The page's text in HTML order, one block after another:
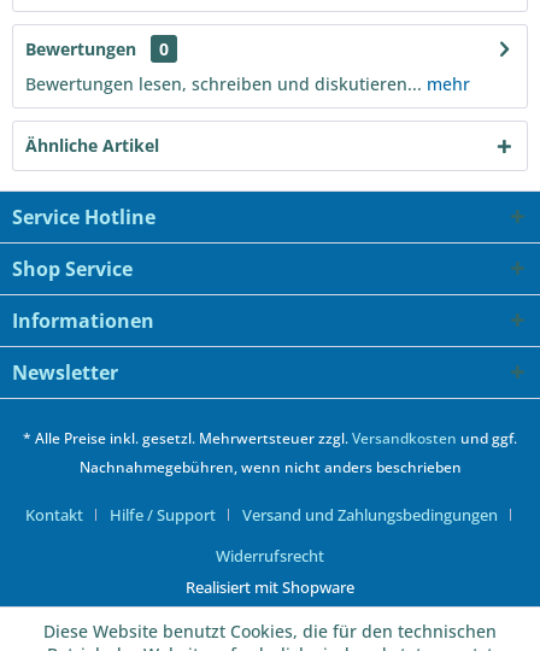
Bewertungen
0
Bewertungen lesen, schreiben und diskutieren... mehr
Ähnliche Artikel
Service Hotline
Shop Service
Informationen
Newsletter
* Alle Preise inkl. gesetzl. Mehrwertsteuer zzgl.Versandkosten und ggf.
Nachnahmegebühren, wenn nicht anders beschrieben
Kontakt Hilfe / Support
Versand und Zahlungsbedingungen
Widerrufsrecht
Realisiert mit Shopware
Diese Website benutzt Cookies, die für den technischen